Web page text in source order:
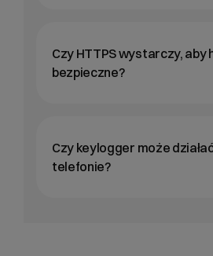
Czy HTTPS wystarczy, aby
bezpieczne?
Czy keylogger może
telefonie?